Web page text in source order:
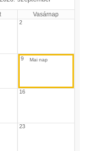
Vasárnap
2
9
16
23